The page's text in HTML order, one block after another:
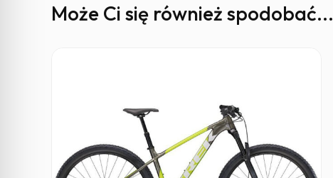
Może Ci się również spodobać...